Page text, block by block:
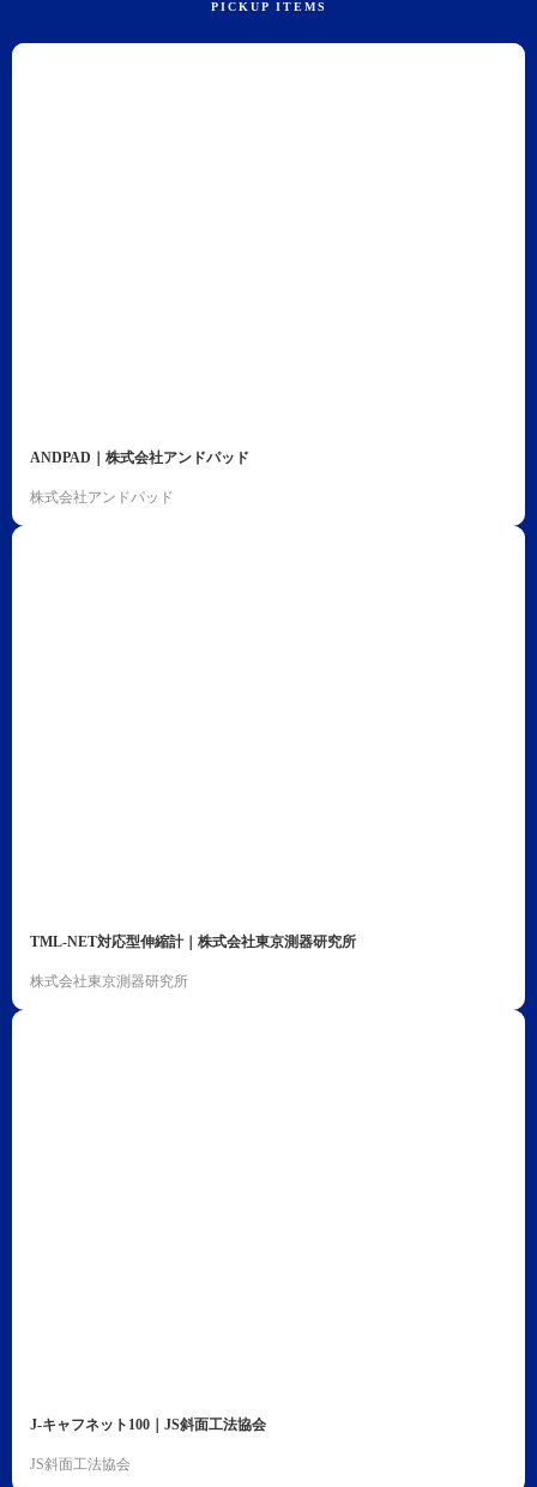
ANDPAD｜株式会社アンドパッド
株式会社アンドパッド
TML-NET対応型伸縮計｜株式会社東京測器研究所
株式会社東京測器研究所
J-キャフネット100｜JS斜面工法協会
JS斜面工法協会